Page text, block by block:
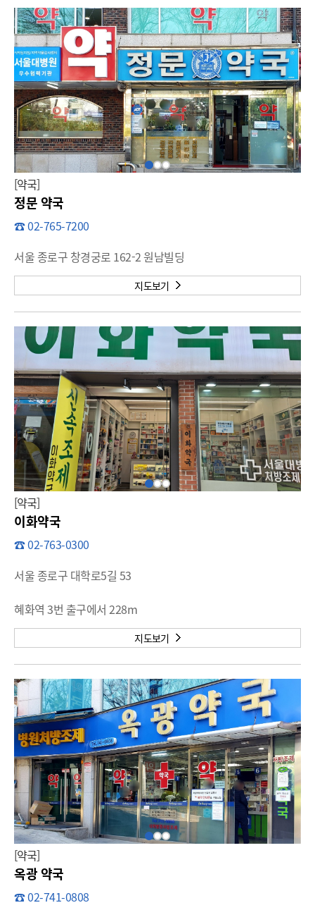
[약국]
정문 약국
☎ 02-765-7200
서울 종로구 창경궁로 162-2 원남빌딩
지도보기
[약국]
이화약국
☎ 02-763-0300
서울 종로구 대학로5길 53
혜화역 3번 출구에서 228m
지도보기
[약국]
옥광 약국
☎ 02-741-0808